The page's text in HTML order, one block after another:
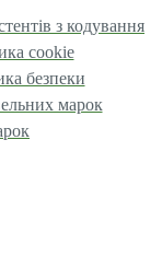
з кодування
cookie
безпеки
марок